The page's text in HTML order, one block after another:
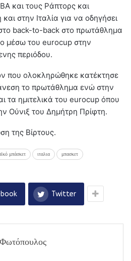
και τους Ράπτορς και
στην Ιταλία για να οδηγήσει
back-to-back στο πρωτάθλημα
μέσω του eurocup στην
περιόδου.
που ολοκληρώθηκε κατέκτησε
το πρωτάθλημα ενώ στην
τα ημιτελικά του eurocup όπου
Ούνιξ του Δημήτρη Πρίφτη.
της Βίρτους.
μπάσκετ ιταλια μπασκετ
Twitter